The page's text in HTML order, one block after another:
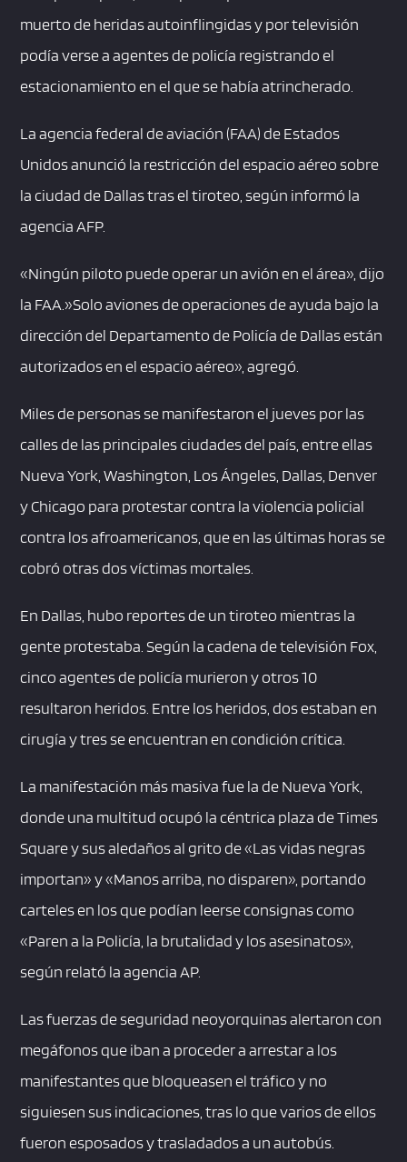
muerto de heridas autoinflingidas y por televisión
podía verse a agentes de policía registrando el
estacionamiento en el que se había atrincherado.
La agencia federal de aviación (FAA) de Estados
Unidos anunció la restricción del espacio aéreo sobre
la ciudad de Dallas tras el tiroteo, según informó la
agencia AFP.
«Ningún piloto puede operar un avión en el área», dijo
la FAA.»Solo aviones de operaciones de ayuda bajo la
dirección del Departamento de Policía de Dallas están
autorizados en el espacio aéreo», agregó.
Miles de personas se manifestaron el jueves por las
calles de las principales ciudades del país, entre ellas
Nueva York, Washington, Los Ángeles, Dallas, Denver
y Chicago para protestar contra la violencia policial
contra los afroamericanos, que en las últimas horas se
cobró otras dos víctimas mortales.
En Dallas, hubo reportes de un tiroteo mientras la
gente protestaba. Según la cadena de televisión Fox,
cinco agentes de policía murieron y otros 10
resultaron heridos. Entre los heridos, dos estaban en
cirugía y tres se encuentran en condición crítica.
La manifestación más masiva fue la de Nueva York,
donde una multitud ocupó la céntrica plaza de Times
Square y sus aledaños al grito de «Las vidas negras
importan» y «Manos arriba, no disparen», portando
carteles en los que podían leerse consignas como
«Paren a la Policía, la brutalidad y los asesinatos»,
según relató la agencia AP.
Las fuerzas de seguridad neoyorquinas alertaron con
megáfonos que iban a proceder a arrestar a los
manifestantes que bloqueasen el tráfico y no
siguiesen sus indicaciones, tras lo que varios de ellos
fueron esposados y trasladados a un autobús.